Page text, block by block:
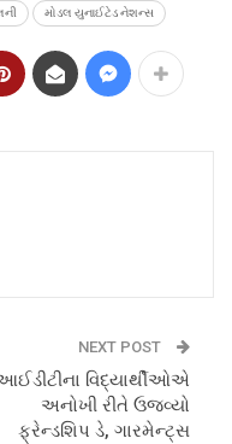
મોડલ યુનાઈટેડ નેશન્સ
NEXT POST
વિદ્યાર્થીઓએ
અનોખી રીતે ઉજવ્યો
ફ્રેન્ડશિપ ડે, ગારમેન્ટ્સ